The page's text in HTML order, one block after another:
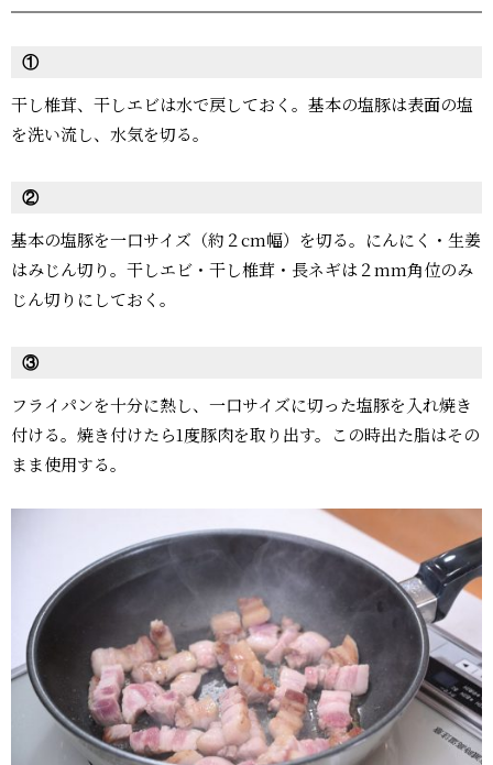
①
干し椎茸、干しエビは水で戻しておく。基本の塩豚は表面の塩
を洗い流し、水気を切る。
②
基本の塩豚を一口サイズ（約２cm幅）を切る。にんにく・生姜
はみじん切り。干しエビ・干し椎茸・長ネギは２mm角位のみ
じん切りにしておく。
③
フライパンを十分に熱し、一口サイズに切った塩豚を入れ焼き
付ける。焼き付けたら1度豚肉を取り出す。この時出た脂はその
まま使用する。